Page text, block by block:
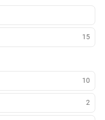
15
10
2